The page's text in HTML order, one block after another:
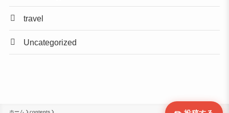
travel
Uncategorized
ホーム contents